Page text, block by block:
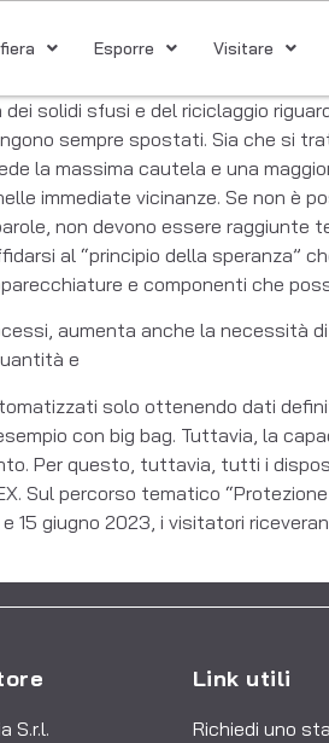
Esporre Visitare
solidi sfusi e del riciclaggio
sempre spostati. Sia che si
la massima cautela e una
immediate vicinanze. Se non è
non devono essere
al “principio della speranza”
e componenti che
aumenta anche la necessità
e
solo ottenendo dati
con big bag. Tuttavia, la
Per questo, tuttavia, tutti i
Sul percorso tematico
15 giugno 2023, i visitatori
S.r.l.
Link utili
Richiedi uno